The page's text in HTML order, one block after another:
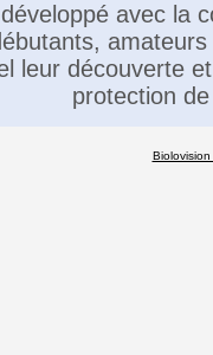
avec la
leur découverte
protection
Biolovision